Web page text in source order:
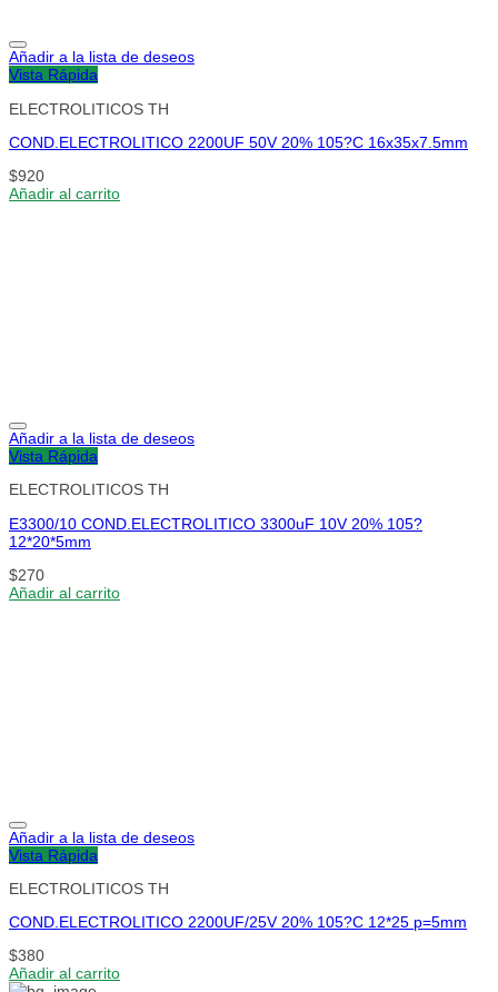
Añadir a la lista de deseos
Vista Rápida
ELECTROLITICOS TH
COND.ELECTROLITICO 2200UF 50V 20% 105?C 16x35x7.5mm
$920
Añadir al carrito
Añadir a la lista de deseos
Vista Rápida
ELECTROLITICOS TH
E3300/10 COND.ELECTROLITICO 3300uF 10V 20% 105?
12*20*5mm
$270
Añadir al carrito
Añadir a la lista de deseos
Vista Rápida
ELECTROLITICOS TH
COND.ELECTROLITICO 2200UF/25V 20% 105?C 12*25 p=5mm
$380
Añadir al carrito